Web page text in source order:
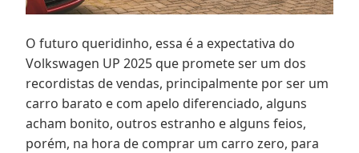
O futuro queridinho, essa é a expectativa do
Volkswagen UP 2025 que promete ser um dos
recordistas de vendas, principalmente por ser um
carro barato e com apelo diferenciado, alguns
acham bonito, outros estranho e alguns feios,
porém, na hora de comprar um carro zero, para